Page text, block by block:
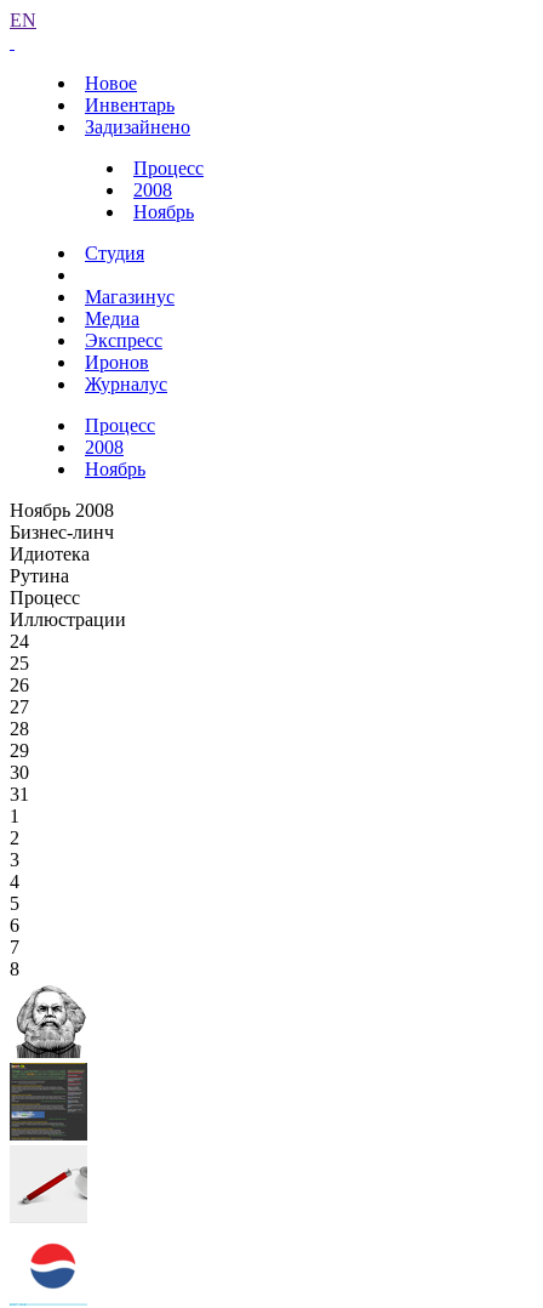
EN
Новое
Инвентарь
Задизайнено
Процесс
2008
Ноябрь
Студия
Магазинус
Медиа
Экспресс
Иронов
Журналус
Процесс
2008
Ноябрь
Ноябрь 2008
Бизнес-линч
Идиотека
Рутина
Процесс
Иллюстрации
24
25
26
27
28
29
30
31
1
2
3
4
5
6
7
8